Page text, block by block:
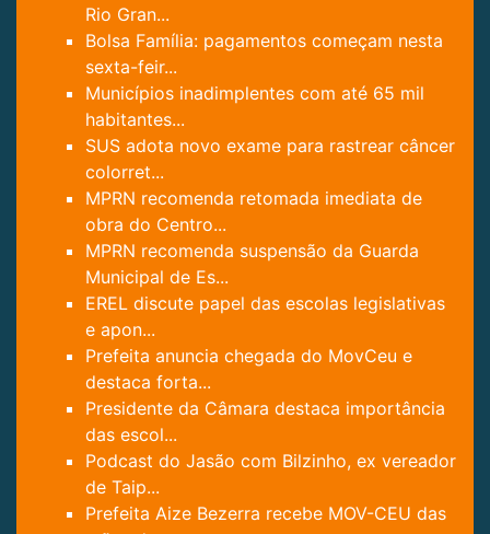
Rio Gran...
Bolsa Família: pagamentos começam nesta
sexta-feir...
Municípios inadimplentes com até 65 mil
habitantes...
SUS adota novo exame para rastrear câncer
colorret...
MPRN recomenda retomada imediata de
obra do Centro...
MPRN recomenda suspensão da Guarda
Municipal de Es...
EREL discute papel das escolas legislativas
e apon...
Prefeita anuncia chegada do MovCeu e
destaca forta...
Presidente da Câmara destaca importância
das escol...
Podcast do Jasão com Bilzinho, ex vereador
de Taip...
Prefeita Aize Bezerra recebe MOV-CEU das